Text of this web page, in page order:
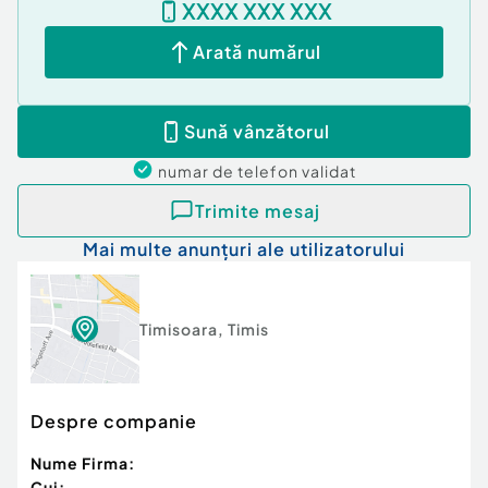
XXXX XXX XXX
Arată numărul
Sună vânzătorul
numar de telefon validat
Trimite mesaj
Mai multe anunțuri ale utilizatorului
Timisoara, Timis
Despre companie
Nume Firma: